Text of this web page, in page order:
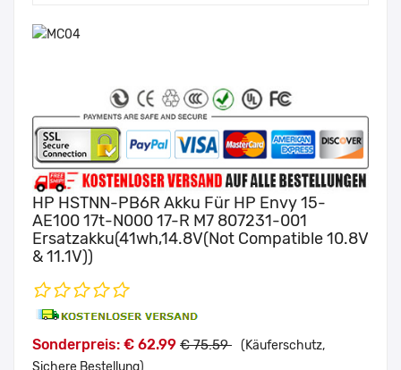
HP HSTNN-PB6R Akku Für HP Envy 15-
AE100 17t-N000 17-R M7 807231-001
Ersatzakku(41wh,14.8V(Not Compatible 10.8V
& 11.1V))
Sonderpreis: € 62.99 € 75.59 (Käuferschutz,
Sichere Bestellung)